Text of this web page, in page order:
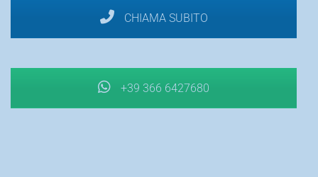
CHIAMA SUBITO
+39 366 6427680